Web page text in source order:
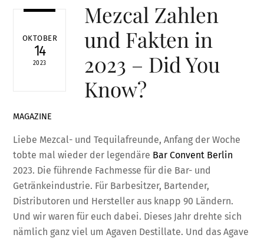
OKTOBER
14
2023
Mezcal Zahlen
und Fakten in
2023 – Did You
Know?
MAGAZINE
Liebe Mezcal- und Tequilafreunde, Anfang der Woche
tobte mal wieder der legendäre Bar Convent Berlin
2023. Die führende Fachmesse für die Bar- und
Getränkeindustrie. Für Barbesitzer, Bartender,
Distributoren und Hersteller aus knapp 90 Ländern.
Und wir waren für euch dabei. Dieses Jahr drehte sich
nämlich ganz viel um Agaven Destillate. Und das Agave